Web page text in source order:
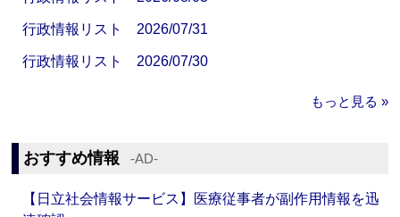
行政情報リスト 2026/07/31
行政情報リスト 2026/07/30
もっと見る »
おすすめ情報 ‐AD‐
【日立社会情報サービス】医療従事者が副作用情報を迅